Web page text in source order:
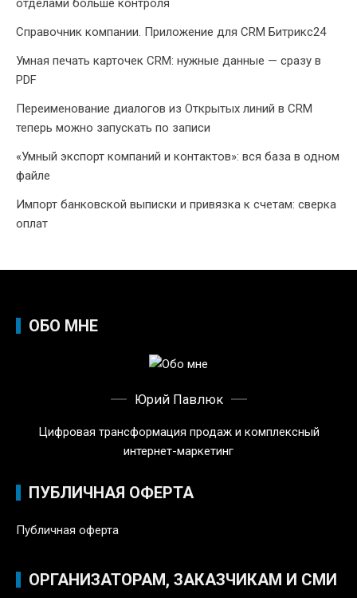
отделами больше контроля
Справочник компании. Приложение для CRM Битрикс24
Умная печать карточек CRM: нужные данные — сразу в
PDF
Переименование диалогов из Открытых линий в CRM
теперь можно запускать по записи
«Умный экспорт компаний и контактов»: вся база в одном
файле
Импорт банковской выписки и привязка к счетам: сверка
оплат
ОБО МНЕ
Юрий Павлюк
Цифровая трансформация продаж и комплексный
интернет-маркетинг
ПУБЛИЧНАЯ ОФЕРТА
Публичная оферта
ОРГАНИЗАТОРАМ, ЗАКАЗЧИКАМ И СМИ